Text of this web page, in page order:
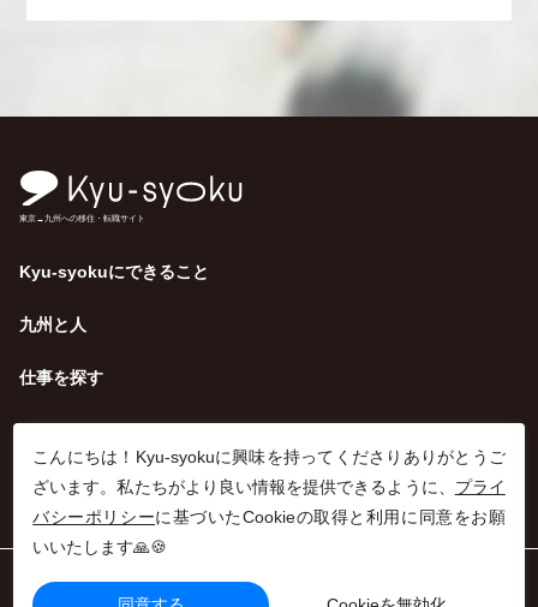
こんにちは！Kyu-syokuに興味を持ってくださりありがとうご
ざいます。私たちがより良い情報を提供できるように、 プライ
バシーポリシーに基づいたCookieの取得と利用に同意をお願
いいたします🙏🍪
東京→九州への移住・転職サイト
Kyu-syokuにできること
九州と人
仕事を探す